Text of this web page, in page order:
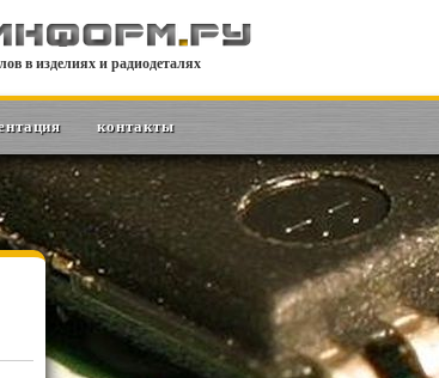
в изделиях и радиодеталях
контакты